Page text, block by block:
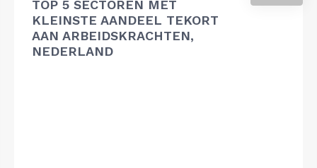
TOP 5 SECTOREN MET
KLEINSTE AANDEEL TEKORT
AAN ARBEIDSKRACHTEN,
NEDERLAND